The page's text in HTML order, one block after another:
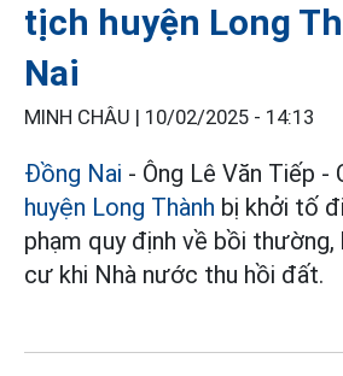
tịch huyện Long
Nai
MINH CHÂU | 10/02/2025 - 14:13
Đồng Nai - Ông Lê Văn Tiếp -
huyện Long Thành bị khởi tố
phạm quy định về bồi
cư khi Nhà nước thu hồi đất.